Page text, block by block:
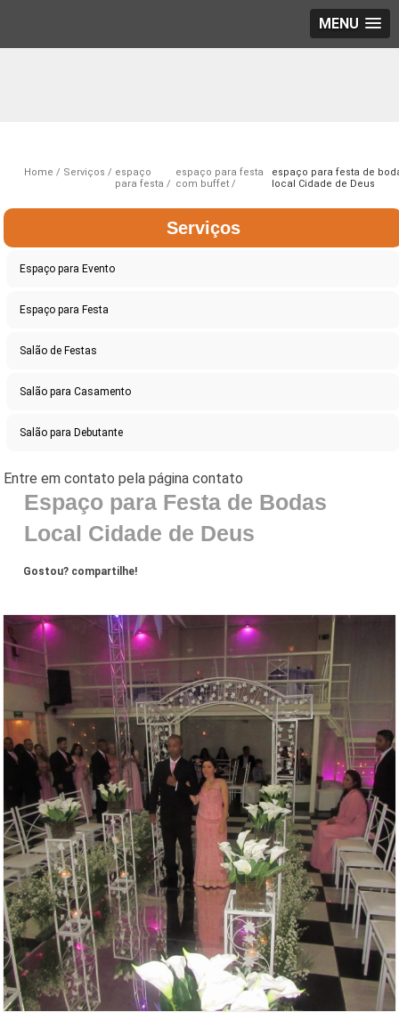
MENU
Home Serviços
espaço
para festa
espaço para festa
com buffet
espaço para festa de
local Cidade de Deus
Serviços
Espaço para Evento
Espaço para Festa
Salão de Festas
Salão para Casamento
Salão para Debutante
Espaço para Festa de Bodas
Local Cidade de Deus
Gostou? compartilhe!